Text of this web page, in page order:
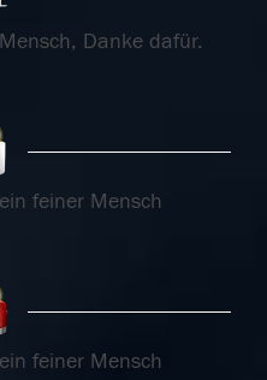
Danke dafür.
feiner Mensch
feiner Mensch